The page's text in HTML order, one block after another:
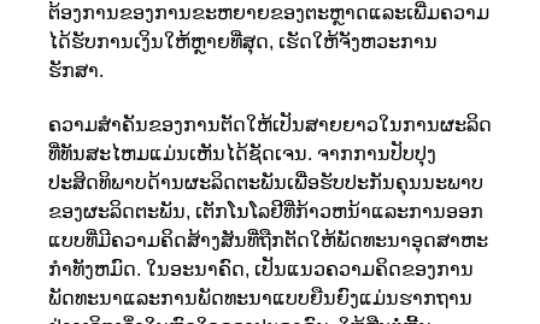
ຕ້ອງການຂອງການຂະຫຍາຍຂອງຕະຫຼາດແລະເພີ່ມຄວາມ
ໄດ້ຮັບການເງິນໃຫ້ຫຼາຍທີ່ສຸດ, ເຮັດໃຫ້ຈັງຫວະການ
ຮັກສາ.
ຄວາມສໍາຄັນຂອງການຕັດໃຫ້ເປັນສາຍຍາວໃນການຜະລິດ
ທີ່ທັນສະໄຫມແມ່ນເຫັນໄດ້ຊັດເຈນ. ຈາກການປັບປຸງ
ປະສິດທິພາບດ້ານຜະລິດຕະພັນເພື່ອຮັບປະກັນຄຸນນະພາບ
ຂອງຜະລິດຕະພັນ, ເຕັກໂນໂລຢີທີ່ກ້າວຫນ້າແລະການອອກ
ແບບທີ່ມີຄວາມຄິດສ້າງສັນທີ່ຖືກຕັດໃຫ້ພັດທະນາອຸດສາຫະ
ກໍາທັງຫມົດ. ໃນອະນາຄົດ, ເປັນແນວຄວາມຄິດຂອງການ
ພັດທະນາແລະການພັດທະນາແບບຍືນຍົງແມ່ນຮາກຖານ